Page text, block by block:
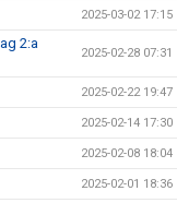
2025-03-02 17:15
2:a
2025-02-28 07:31
2025-02-22 19:47
2025-02-14 17:30
2025-02-08 18:04
2025-02-01 18:36